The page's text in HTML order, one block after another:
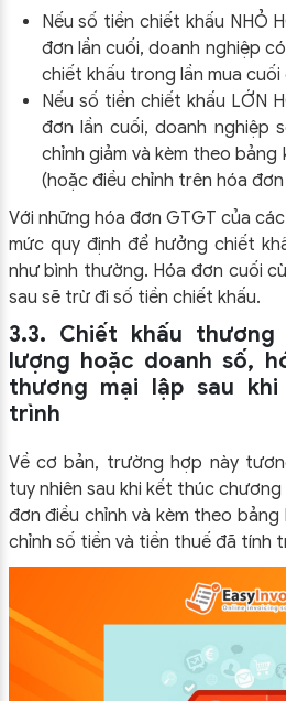
Nếu số tiền chiết khấu NHỎ
đơn lần cuối, doanh nghiệp
chiết khấu trong lần mua cuối
Nếu số tiền chiết khấu LỚN
đơn lần cuối, doanh nghiệp
chỉnh giảm và kèm theo
(hoặc điều chỉnh trên hóa đơn
Với những hóa đơn GTGT của
mức quy định để hưởng chiết
như bình thường. Hóa đơn cuối
sau sẽ trừ đi số tiền chiết khấu.
3.3. Chiết khấu
lượng hoặc doanh số,
thương mại lập sau
trình
Về cơ bản, trường hợp này
tuy nhiên sau khi kết thúc
đơn điều chỉnh và kèm theo
chỉnh số tiền và tiền thuế đã tính